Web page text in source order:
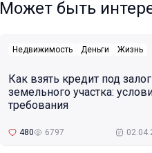
Может быть
Недвижимость Деньги Жизнь
Как взять кредит под залог
земельного участка:
требования
480 6797